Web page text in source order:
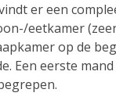
er een
eetkamer
op de
Een eerste